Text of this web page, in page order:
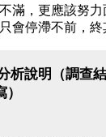
滿，更應該努
會停滯不前，終
析說明（調查